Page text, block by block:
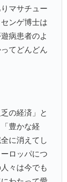
マサチュー
ンゲ博士は
病患者のよ
てどんどん
の経済」と
豊かな経
に消えてし
ロッパにつ
々は今でも